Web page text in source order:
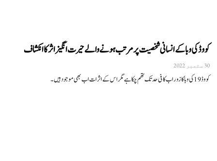
کووڈ کی وبا کے انسانی شخصیت پر مرتب ہونے والے حیرت انگیز اثر کا انکشاف
30 ستمبر 2022
کووڈ 19 کی وبا کا زور اب کافی حد تک تھم چکا ہے مگر اس کے اثرات اب بھی موجود ہیں۔